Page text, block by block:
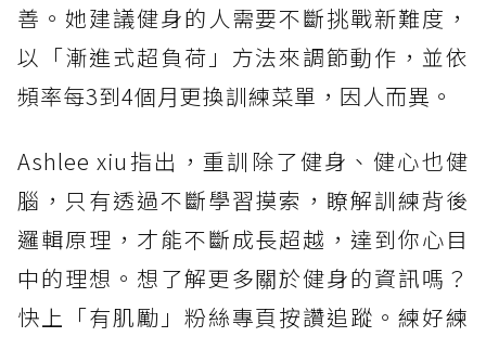
善。她建議健身的人需要不斷挑戰新難度，
以「漸進式超負荷」方法來調節動作，並依
頻率每3到4個月更換訓練菜單，因人而異。
Ashlee xiu指出，重訓除了健身、健心也健
腦，只有透過不斷學習摸索，瞭解訓練背後
邏輯原理，才能不斷成長超越，達到你心目
中的理想。想了解更多關於健身的資訊嗎？
快上「有肌勵」粉絲專頁按讚追蹤。練好練